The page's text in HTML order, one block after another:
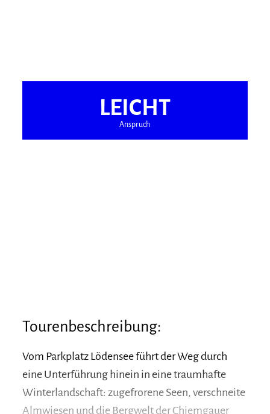
LEICHT
Anspruch
Tourenbeschreibung:
Vom Parkplatz Lödensee führt der Weg durch
eine Unterführung hinein in eine traumhafte
Winterlandschaft: zugefrorene Seen, verschneite
Almwiesen und die Bergwelt der Chiemgauer